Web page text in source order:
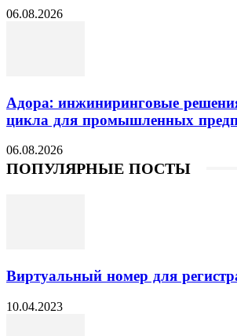
06.08.2026
Адора: инжиниринговые
цикла для промышленных
06.08.2026
ПОПУЛЯРНЫЕ ПОСТЫ
Виртуальный номер для
10.04.2023